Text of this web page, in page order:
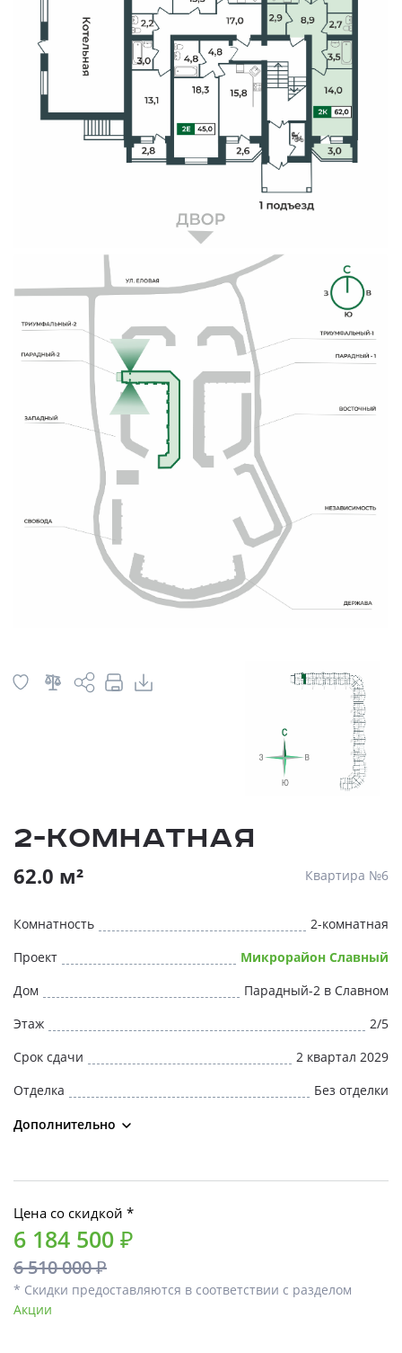
2-комнатная
62.0 м² Квартира №6
Комнатность
2-комнатная
Проект
Микрорайон Славный
Дом
Парадный-2 в Славном
Этаж
2/5
Срок сдачи
2 квартал 2029
Отделка
Без отделки
Дополнительно
Цена со скидкой *
6 184 500 ₽
6 510 000 ₽
* Скидки предоставляются в соответствии с разделом
Акции